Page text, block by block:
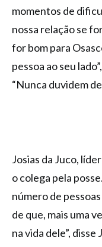
momentos de
nossa relação se
for bom para
pessoa ao seu
“Nunca duvidem
Josias da Juco,
o colega pela
número de
de que, mais uma
na vida dele”, disse